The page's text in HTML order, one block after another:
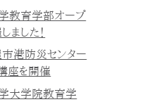
教育学部オープ
ました！
市港防災センター
座を開催
大学院教育学